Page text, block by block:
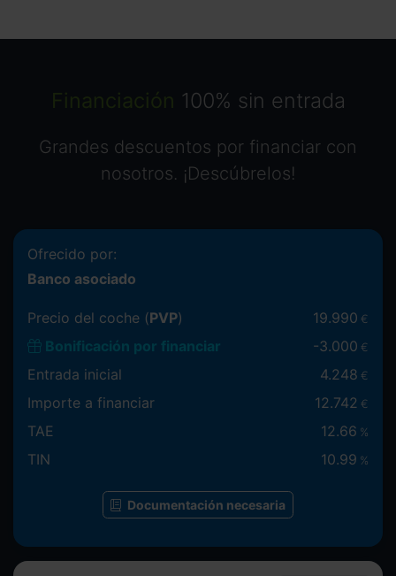
Financiación 100% sin entrada
Grandes descuentos por financiar con
nosotros. ¡Descúbrelos!
Ofrecido por:
Banco asociado
Precio del coche (PVP) 19.990 €
Bonificación por financiar -3.000 €
Entrada inicial 4.248 €
Importe a financiar 12.742 €
TAE 12.66 %
TIN 10.99 %
Documentación necesaria